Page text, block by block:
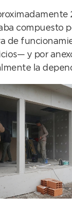
compuesto
de
y por
la